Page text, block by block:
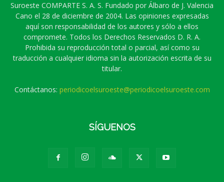
Suroeste COMPARTE S. A. S. Fundado por Álbaro de J. Valencia
Cano el 28 de diciembre de 2004. Las opiniones expresadas
aquí son responsabilidad de los autores y sólo a ellos
compromete. Todos los Derechos Reservados D. R. A.
Prohibida su reproducción total o parcial, así como su
traducción a cualquier idioma sin la autorización escrita de su
titular.
Contáctanos: periodicoelsuroeste@periodicoelsuroeste.com
SÍGUENOS